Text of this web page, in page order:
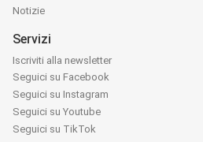
Notizie
Servizi
Iscriviti alla newsletter
Seguici su Facebook
Seguici su Instagram
Seguici su Youtube
Seguici su TikTok